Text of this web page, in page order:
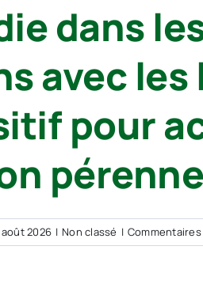
dans
avec
pour
pérenne
août 2026 | Non classé |